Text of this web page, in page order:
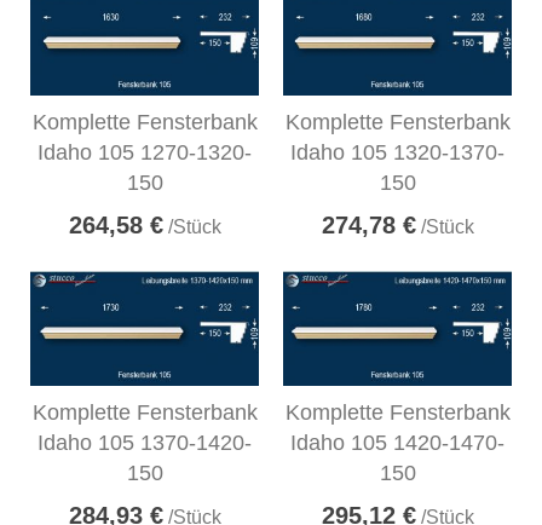
Komplette Fensterbank
Idaho 105 1270-1320-
150
264,58 €/Stück
Komplette Fensterbank
Idaho 105 1320-1370-
150
274,78 €/Stück
Komplette Fensterbank
Idaho 105 1370-1420-
150
284,93 €/Stück
Komplette Fensterbank
Idaho 105 1420-1470-
150
295,12 €/Stück